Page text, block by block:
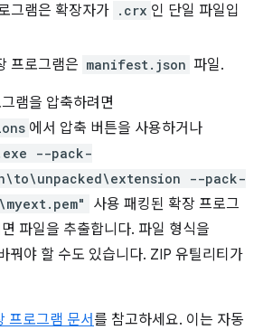
그램은 확장자가 .crx 인 단일 파일입
프로그램은 manifest.json 파일.
램을 압축하려면
에서 압축 버튼을 사용하거나
--pack-
--pack-
사용 패킹된 확장 프로그
파일을 추출합니다. 파일 형식을
꿔야 할 수도 있습니다. ZIP 유틸리티가
프로그램 문서를 참고하세요. 이는 자동